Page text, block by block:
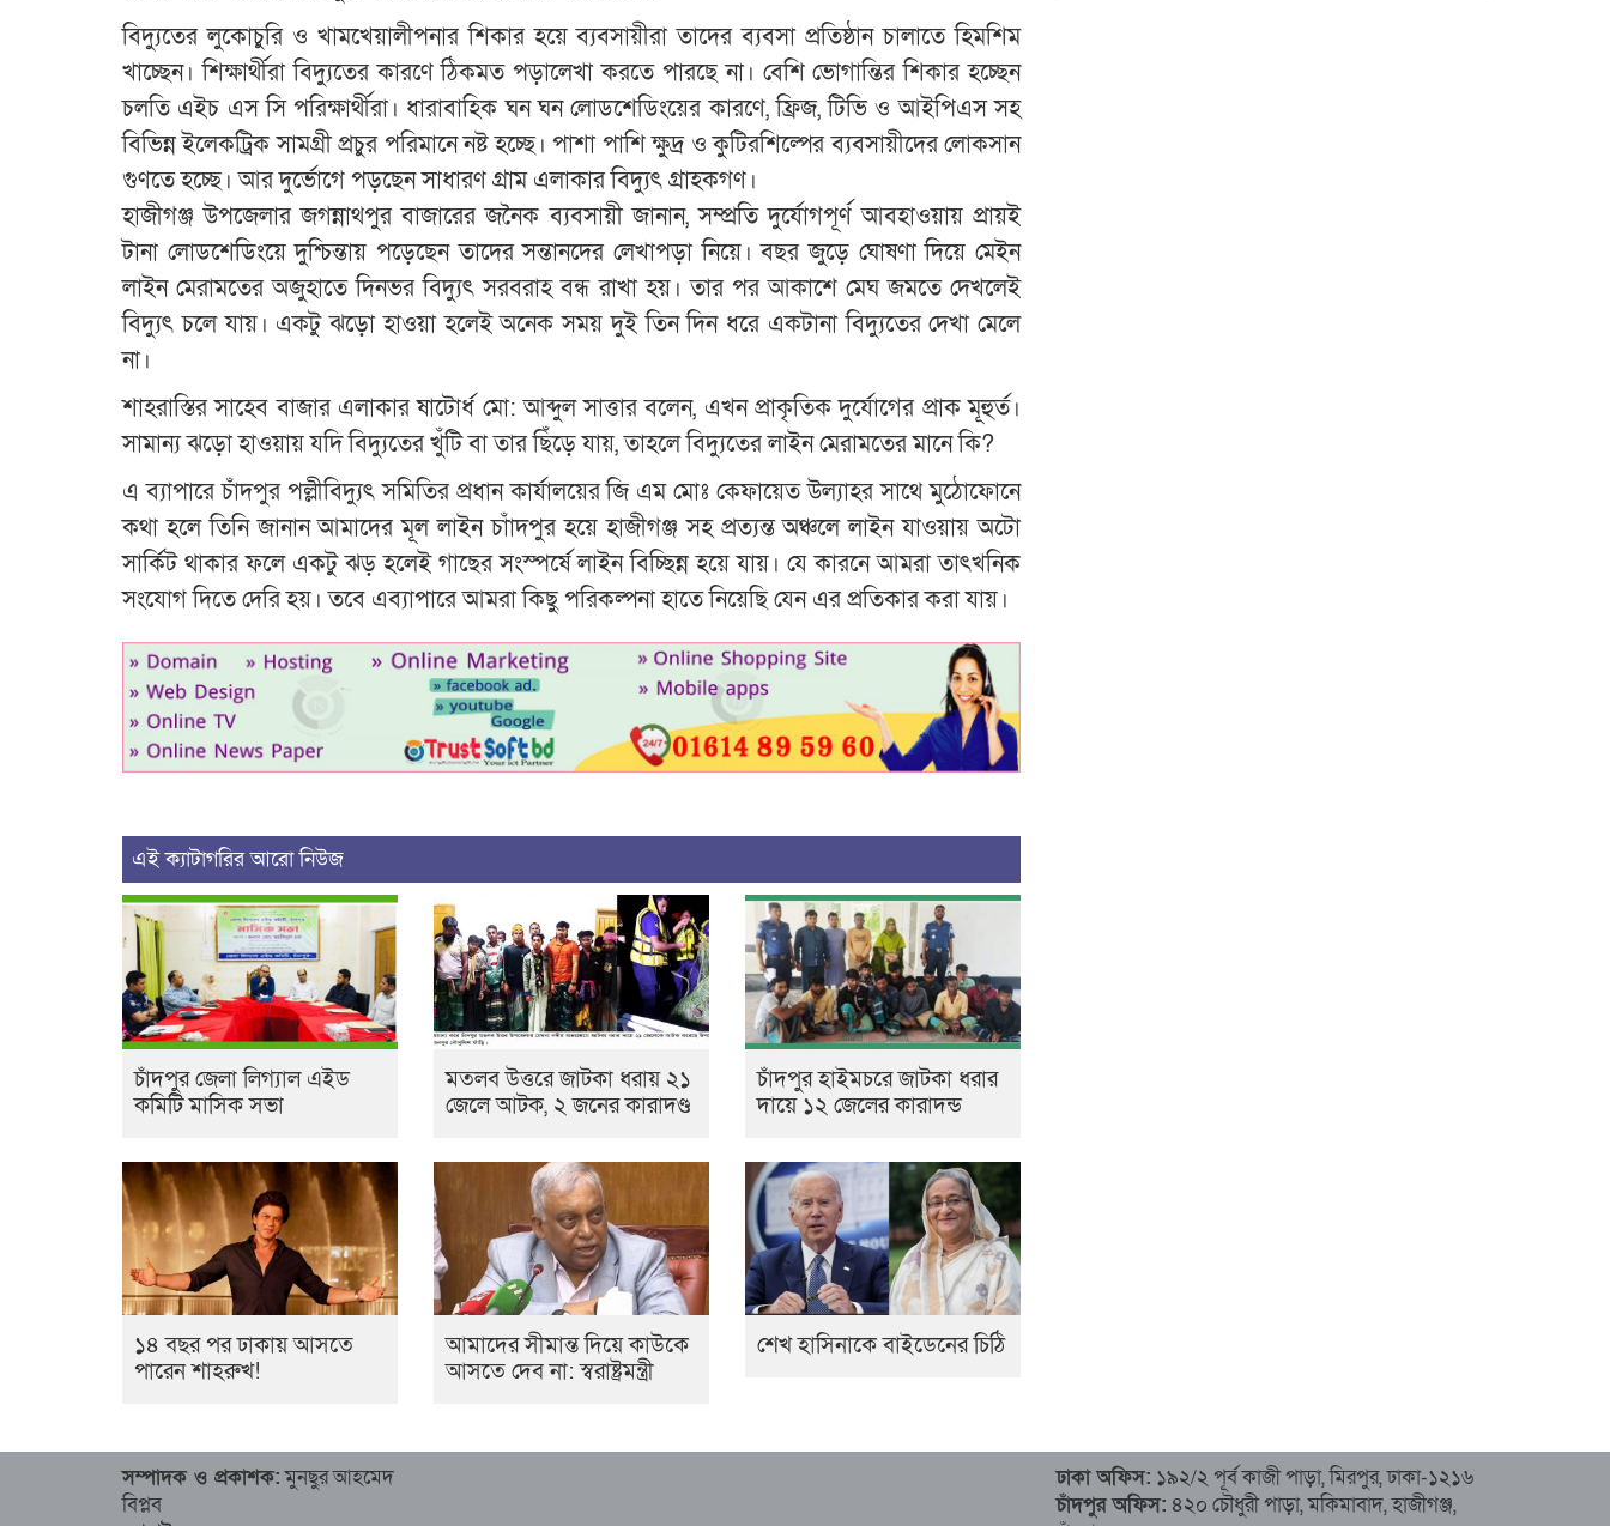
বিদ্যুতের লুকোচুরি ও খামখেয়ালীপনার শিকার হয়ে ব্যবসায়ীরা তাদের ব্যবসা প্রতিষ্ঠান চালাতে হিমশিম
খাচ্ছেন। শিক্ষার্থীরা বিদ্যুতের কারণে ঠিকমত পড়ালেখা করতে পারছে না। বেশি ভোগান্তির শিকার হচ্ছেন
চলতি এইচ এস সি পরিক্ষার্থীরা। ধারাবাহিক ঘন ঘন লোডশেডিংয়ের কারণে, ফ্রিজ, টিভি ও আইপিএস সহ
বিভিন্ন ইলেকট্রিক সামগ্রী প্রচুর পরিমানে নষ্ট হচ্ছে। পাশা পাশি ক্ষুদ্র ও কুটিরশিল্পের ব্যবসায়ীদের লোকসান
গুণতে হচ্ছে। আর দুর্ভোগে পড়ছেন সাধারণ গ্রাম এলাকার বিদ্যুৎ গ্রাহকগণ।
হাজীগঞ্জ উপজেলার জগন্নাথপুর বাজারের জনৈক ব্যবসায়ী জানান, সম্প্রতি দুর্যোগপূর্ণ আবহাওয়ায় প্রায়ই
টানা লোডশেডিংয়ে দুশ্চিন্তায় পড়েছেন তাদের সন্তানদের লেখাপড়া নিয়ে। বছর জুড়ে ঘোষণা দিয়ে মেইন
লাইন মেরামতের অজুহাতে দিনভর বিদ্যুৎ সরবরাহ বন্ধ রাখা হয়। তার পর আকাশে মেঘ জমতে দেখলেই
বিদ্যুৎ চলে যায়। একটু ঝড়ো হাওয়া হলেই অনেক সময় দুই তিন দিন ধরে একটানা বিদ্যুতের দেখা মেলে
না।
শাহরাস্তির সাহেব বাজার এলাকার ষাটোর্ধ মো: আব্দুল সাত্তার বলেন, এখন প্রাকৃতিক দুর্যোগের প্রাক মূহুর্ত।
সামান্য ঝড়ো হাওয়ায় যদি বিদ্যুতের খুঁটি বা তার ছিঁড়ে যায়, তাহলে বিদ্যুতের লাইন মেরামতের মানে কি?
এ ব্যাপারে চাঁদপুর পল্লীবিদ্যুৎ সমিতির প্রধান কার্যালয়ের জি এম মোঃ কেফায়েত উল্যাহর সাথে মুঠোফোনে
কথা হলে তিনি জানান আমাদের মূল লাইন চাাঁদপুর হয়ে হাজীগঞ্জ সহ প্রত্যন্ত অঞ্চলে লাইন যাওয়ায় অটো
সার্কিট থাকার ফলে একটু ঝড় হলেই গাছের সংস্পর্ষে লাইন বিচ্ছিন্ন হয়ে যায়। যে কারনে আমরা তাৎখনিক
সংযোগ দিতে দেরি হয়। তবে এব্যাপারে আমরা কিছু পরিকল্পনা হাতে নিয়েছি যেন এর প্রতিকার করা যায়।
এই ক্যাটাগরির আরো নিউজ
চাঁদপুর জেলা লিগ্যাল এইড
কমিটি মাসিক সভা
মতলব উত্তরে জাটকা ধরায় ২১
জেলে আটক, ২ জনের কারাদণ্ড
চাঁদপুর হাইমচরে জাটকা ধরার
দায়ে ১২ জেলের কারাদন্ড
১৪ বছর পর ঢাকায় আসতে
পারেন শাহরুখ!
আমাদের সীমান্ত দিয়ে কাউকে
আসতে দেব না: স্বরাষ্ট্রমন্ত্রী
শেখ হাসিনাকে বাইডেনের চিঠি
সম্পাদক ও প্রকাশক:মুনছুর আহমেদ
বিপ্লব
ঢাকা অফিস: ১৯২/২ পূর্ব কাজী পাড়া, মিরপুর, ঢাকা-১২১৬
চাঁদপুর অফিস: ৪২০ চৌধুরী পাড়া, মকিমাবাদ, হাজীগঞ্জ,